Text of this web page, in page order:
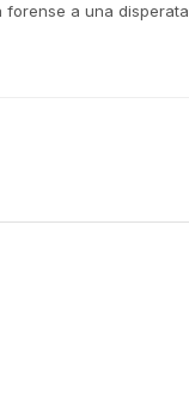
forense a una disperata